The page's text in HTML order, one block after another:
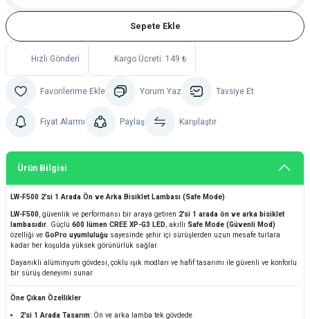
Sepete Ekle
Hızlı Gönderi Kargo Ücreti: 149 ₺
Yorum Yaz Tavsiye Et
Fiyat Alarmı Paylaş Karşılaştır
Ürün Bilgisi
LW-F500 2’si 1 Arada Ön ve Arka Bisiklet Lambası (Safe Mode)
LW-F500 , güvenlik ve performansı bir araya getiren 2’si 1 arada ön ve arka bisiklet
lambasıdır . Güçlü 600 lümen CREE XP-G3 LED , akıllı Safe Mode (Güvenli Mod)
özelliği ve GoPro uyumluluğu sayesinde şehir içi sürüşlerden uzun mesafe turlara
kadar her koşulda yüksek görünürlük sağlar.
Dayanıklı alüminyum gövdesi, çoklu ışık modları ve hafif tasarımı ile güvenli ve konforlu
bir sürüş deneyimi sunar.
Öne Çıkan Özellikler
2’si 1 Arada Tasarım: Ön ve arka lamba tek gövdede